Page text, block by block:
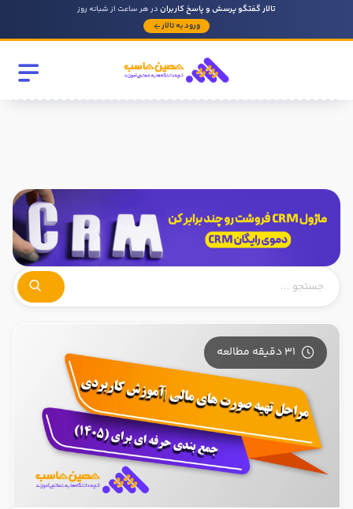
تالار گفتگو پرسش و پاسخ کاربراندر هر ساعت از شبانه روز
ورود به تالار
31 دقیقه مطالعه
روحیه رهبری دارید ؟
در صورتی که سابقه دارید توضیح مختصر از فعالیتی که در حسابداری
داشته اید را بنویسید
در صورتی که سابقه دارید ، چه مهارت هایی در حسابداری دارید؟